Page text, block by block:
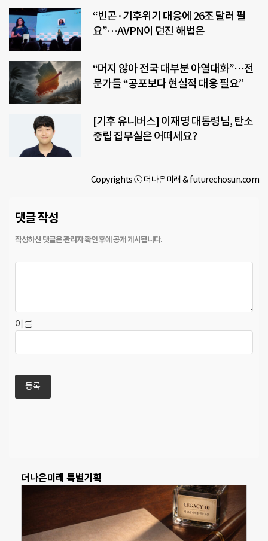
“빈곤·기후위기 대응에 26조 달러 필
요”…AVPN이 던진 해법은
“머지 않아 전국 대부분 아열대화”…전
문가들 “공포보다 현실적 대응 필요”
[기후 유니버스] 이재명 대통령님, 탄소
중립 집무실은 어떠세요?
Copyrights ⓒ 더나은미래 & futurechosun.com
댓글 작성
이름
더나은미래 특별기획